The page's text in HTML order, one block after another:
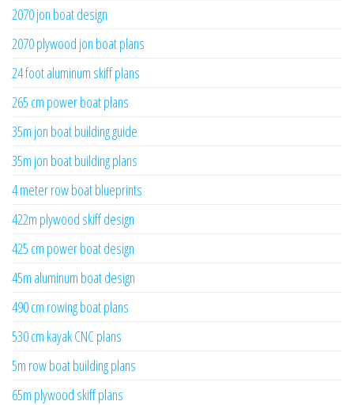
2070 jon boat design
2070 plywood jon boat plans
24 foot aluminum skiff plans
265 cm power boat plans
35m jon boat building guide
35m jon boat building plans
4 meter row boat blueprints
422m plywood skiff design
425 cm power boat design
45m aluminum boat design
490 cm rowing boat plans
530 cm kayak CNC plans
5m row boat building plans
65m plywood skiff plans